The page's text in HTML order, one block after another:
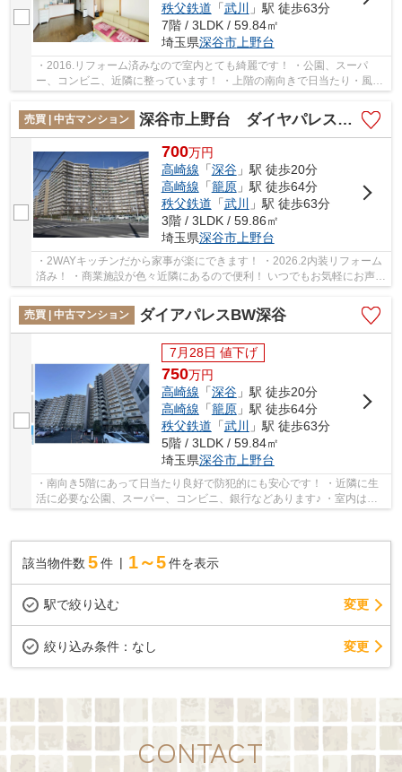
秩父鉄道 「武川
」駅 徒歩63分
7階 / 3LDK / 59.84㎡
埼玉県深谷市上野台
・2016.リフォーム済みなので室内とても綺麗です！ ・公園、スーパ
ー、コンビニ、近隣に整っています！ ・上階の南向きで日当たり・風通
売買 | 中古マンション
深谷市上野台 ダイヤパレスBW深谷
700万円
高崎線 「深谷」駅 徒歩20分
高崎線 「籠原」駅 徒歩64分
秩父鉄道 「武川
」駅 徒歩63分
3階 / 3LDK / 59.86㎡
埼玉県深谷市上野台
・2WAYキッチンだから家事が楽にできます！ ・2026.2内装リフォーム
済み！ ・商業施設が色々近隣にあるので便利！ いつでもお気軽にお声が
売買 | 中古マンション
ダイアパレスBW深谷
7月28日 値下げ
750万円
高崎線 「深谷」駅 徒歩20分
高崎線 「籠原」駅 徒歩64分
秩父鉄道 「武川
」駅 徒歩63分
5階 / 3LDK / 59.84㎡
埼玉県深谷市上野台
・南向き5階にあって日当たり良好で防犯的にも安心です！ ・近隣に生
活に必要な公園、スーパー、コンビニ、銀行などあります♪ ・室内は綺
麗に保たれてますので即入居可能です！ いつ...
該当物件数 5件 1～5 件を表示
駅で絞り込む 変更
絞り込み条件： なし 変更
CONTACT